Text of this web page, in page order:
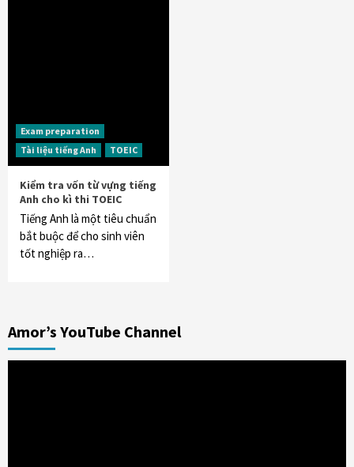
Exam preparation
Tài liệu tiếng Anh
TOEIC
Kiểm tra vốn từ vựng tiếng
Anh cho kì thi TOEIC
Tiếng Anh là một tiêu chuẩn
bắt buộc để cho sinh viên
tốt nghiệp ra…
Amor’s YouTube Channel